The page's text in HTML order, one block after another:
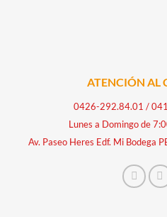
ATENCIÓN AL
0426-292.84.01 /
Lunes a Domingo de
Av. Paseo Heres Edf. Mi Bodega